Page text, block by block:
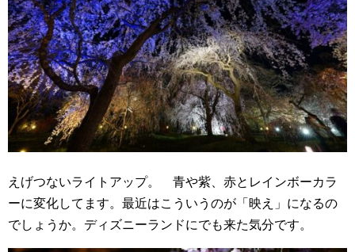
えげつないライトアップ。 青や紫、赤とレインボーカラ
ーに変化してます。最近はこういうのが「映え」になるの
でしょうか。ディズニーランドにでも来た気分です。